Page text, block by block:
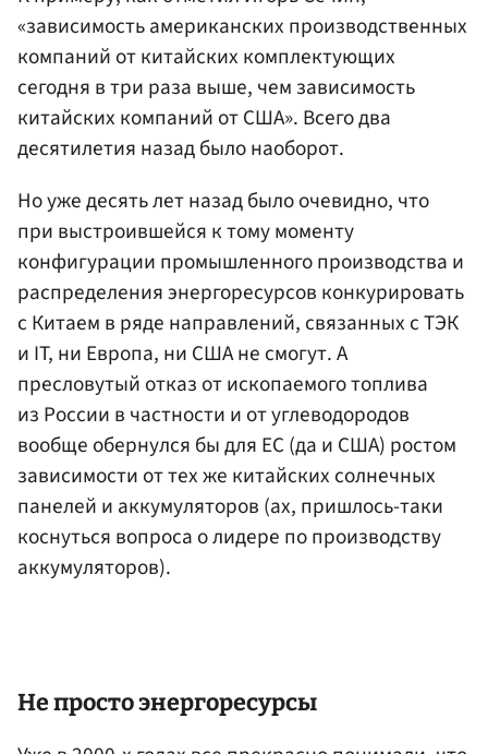
«зависимость американских производственных
компаний от китайских комплектующих
сегодня в три раза выше, чем зависимость
китайских компаний от США». Всего два
десятилетия назад было наоборот.
Но уже десять лет назад было очевидно, что
при выстроившейся к тому моменту
конфигурации промышленного производства и
распределения энергоресурсов конкурировать
с Китаем в ряде направлений, связанных с ТЭК
и IT, ни Европа, ни США не смогут. А
пресловутый отказ от ископаемого топлива
из России в частности и от углеводородов
вообще обернулся бы для ЕС (да и США) ростом
зависимости от тех же китайских солнечных
панелей и аккумуляторов (ах, пришлось-таки
коснуться вопроса о лидере по производству
аккумуляторов).
Не просто энергоресурсы